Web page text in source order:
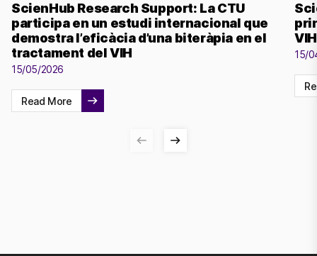
ScienHub Research Support: La CTU
participa en un estudi internacional que
demostra l’eficàcia d’una biteràpia en el
tractament del VIH
15/05/2026
Read More
15/